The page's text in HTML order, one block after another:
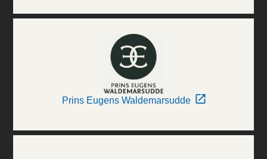
Prins Eugens Waldemarsudde